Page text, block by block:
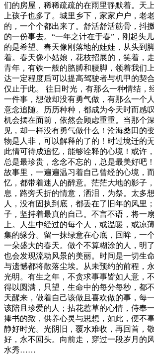
们的房屋，稀稀疏疏的在雨里静默着。天
上孩子也多了。城里乡下，家家户户，老
的，一个个都出来了。舒活舒活筋骨，抖
的一份事去。“一年之计在于春”，刚起头
的是希望。春天像刚落地的娃娃，从头到
着。春天像小姑娘，花枝招展的，笑着，
青年，有铁一般的胳膊和腰脚，领着我们
达一定程度后可以提高驾驶者与机甲的契
仅止于此。 往日时光，有那么一种情结，
一件事，想做却没有勇气做，有那么一个
意念追随。历历种种，都成为今天时而感
机会摆在面前，依然会顾虑重重。当那个
见，却一样没有勇气做什么！沧海桑田的
物是人非，可以解释的了的！时过境迁的
此情可待成追忆，能够诠释的心境！或许
总是最珍贵，念念不忘的，总是最美好吧
故事里，一遍遍温习着自己曾经的心境，
忆，都带着迷人的醉意。茫茫大地的影子
息，路旁夭折的情意，洒泪，为祭。太多
人，没有固执到底，都丢在了旧年的风里
子，坚持着最真的自己。不言不语，将一
上。人生中经过的每个人，或温暖，或凉
集的缘分。留一抹绿意在心底，回眸，一
一朵盛大的春天。做个不算糊涂的人，明
也会发现流动风景的美丽。时间是一切生
与遗憾都将散落尘埃。从未预约的前程，
光明。有生之年，不贪求事事皆如人意，
得以圆满，只望，生命中的每分每秒，都
天醒来，做着自己该做且喜欢做的事，每
该陪且珍爱的人；拈花惹草的心情，侍奉
捧书的致，供养心灵与思想，如此，便不
静好时光。光阴旧，覆水难收，再回首，
好，永不回头。向前走，穿过一段岁月的
水秀……